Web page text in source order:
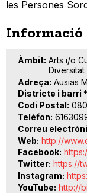
les Persones
Informació
Àmbit Arts i/o
Adreça Ausias
Districte i barri *
Codi Postal
Telèfon
Correu
Web http://
Facebook
Twitter https://
Instagram
YouTube http://